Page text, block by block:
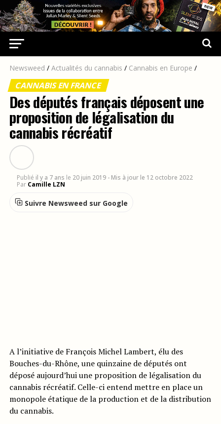
Newsweed / Actualités du cannabis / Cannabis en Europe /
CANNABIS EN FRANCE
Des députés français déposent une
proposition de légalisation du
cannabis récréatif
Publié il y a 7 ans le 20 juin 2019 - Mis à jour le 12 octobre 2022
Par Camille LZN
Suivre Newsweed sur Google
A l’initiative de François Michel Lambert, élu des
Bouches-du-Rhône, une quinzaine de députés ont
déposé aujourd’hui une proposition de légalisation du
cannabis récréatif. Celle-ci entend mettre en place un
monopole étatique de la production et de la distribution
du cannabis.